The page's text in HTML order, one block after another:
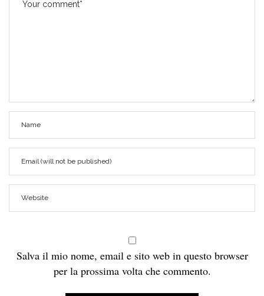
Salva il mio nome, email e sito web in questo browser
per la prossima volta che commento.